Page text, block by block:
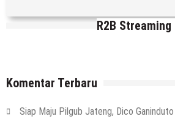
R2B Streaming
Komentar Terbaru
Siap Maju Pilgub Jateng, Dico